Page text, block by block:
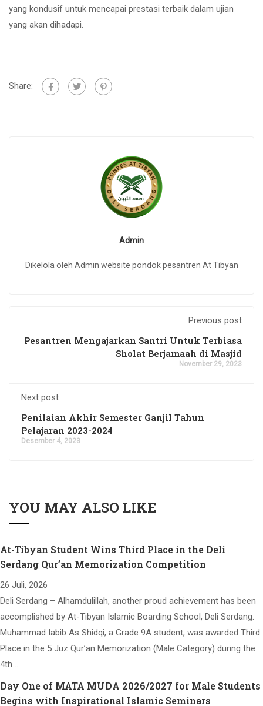
yang kondusif untuk mencapai prestasi terbaik dalam ujian
yang akan dihadapi.
Share:
Admin
Dikelola oleh Admin website pondok pesantren At Tibyan
Previous post
Pesantren Mengajarkan Santri Untuk Terbiasa
Sholat Berjamaah di Masjid
November 29, 2023
Next post
Penilaian Akhir Semester Ganjil Tahun
Pelajaran 2023-2024
Desember 4, 2023
YOU MAY ALSO LIKE
At-Tibyan Student Wins Third Place in the Deli
Serdang Qur’an Memorization Competition
26 Juli, 2026
Deli Serdang – Alhamdulillah, another proud achievement has been
accomplished by At-Tibyan Islamic Boarding School, Deli Serdang.
Muhammad Iabib As Shidqi, a Grade 9A student, was awarded Third
Place in the 5 Juz Qur’an Memorization (Male Category) during the
4th …
Day One of MATA MUDA 2026/2027 for Male Students
Begins with Inspirational Islamic Seminars